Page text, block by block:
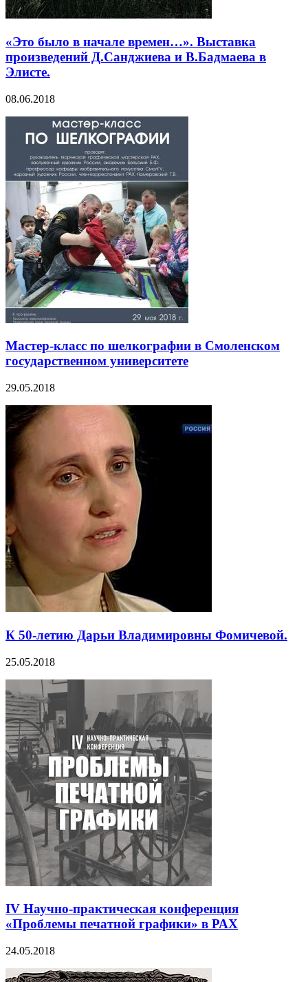
«Это было в начале времен…». Выставка
произведений Д.Санджиева и В.Бадмаева в
Элисте.
08.06.2018
Мастер-класс по шелкографии в Смоленском
государственном университете
29.05.2018
К 50-летию Дарьи Владимировны Фомичевой.
25.05.2018
IV Научно-практическая конференция
«Проблемы печатной графики» в РАХ
24.05.2018